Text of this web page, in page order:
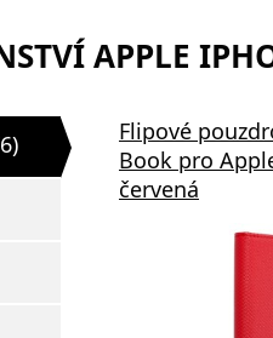
APPLE
Flipové
Book pro
červená
Bezdrátová
2v1 černá